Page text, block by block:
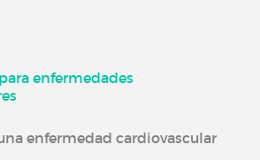
enfermedades
enfermedad cardiovascular